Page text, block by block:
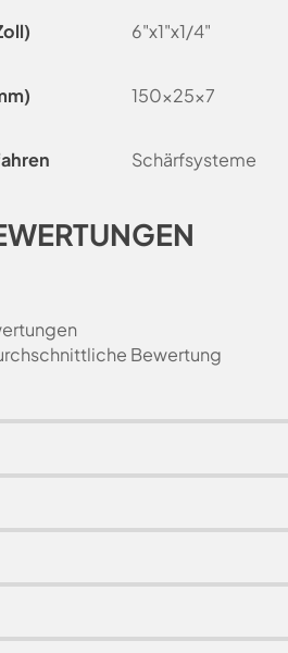
6"x1"x1/4"
150x25x7
Schärfsysteme
Bewertung